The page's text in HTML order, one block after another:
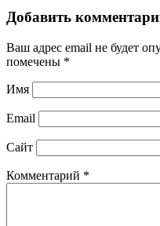
Добавить
Ваш адрес email не будет
помечены *
Имя
Email
Сайт
Комментарий *